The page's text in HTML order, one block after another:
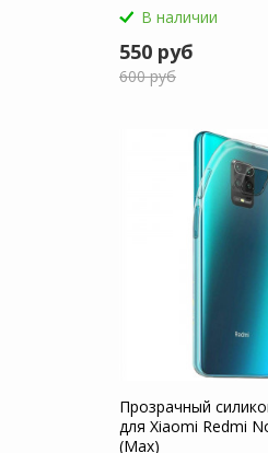
В наличии
550 руб
600 руб
Прозрачный
для Xiaomi Redmi
(Max)